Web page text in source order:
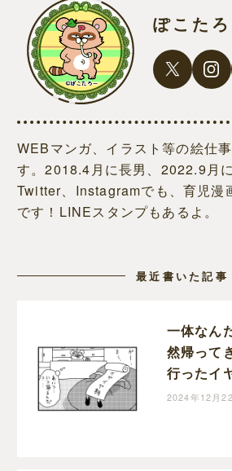
ぽこた
WEBマンガ、イラスト等の絵仕
す。2018.4月に長男、2022.9月に
Twitter、Instagramでも、育児漫
です！LINEスタンプもあるよ。
最近書いた記事
一体なん
然帰って
行ったイ
たろー育
2024年12月